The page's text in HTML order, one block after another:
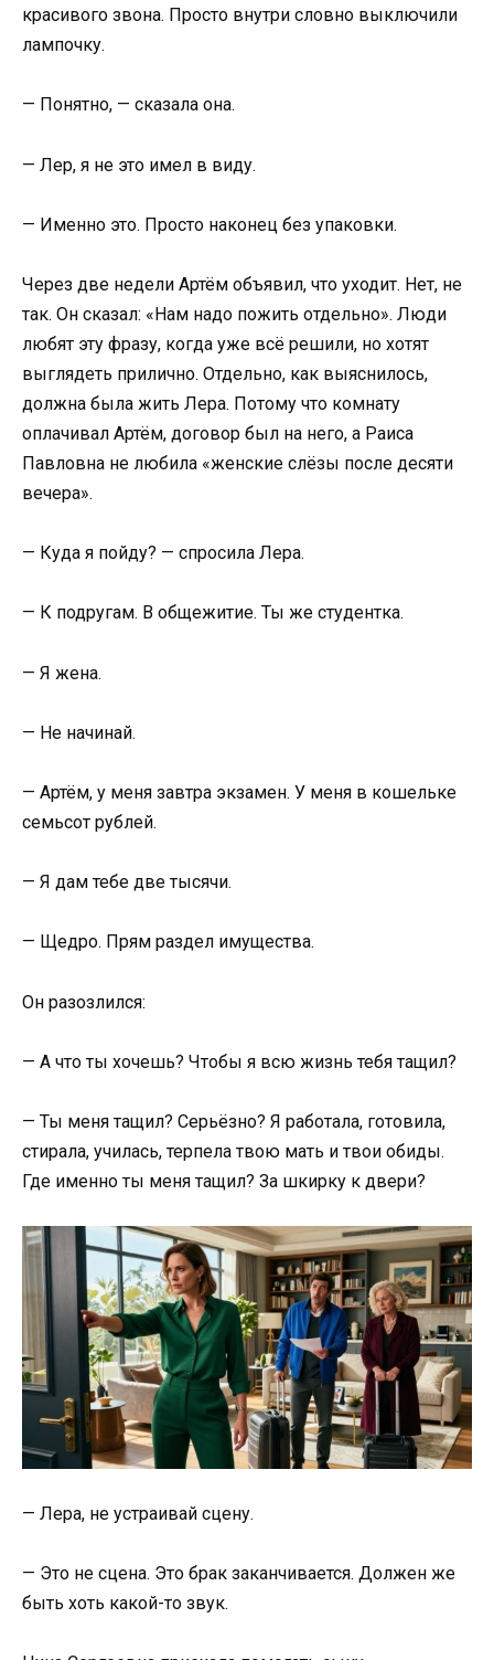
красивого звона. Просто внутри словно выключили
лампочку.
— Понятно, — сказала она.
— Лер, я не это имел в виду.
— Именно это. Просто наконец без упаковки.
Через две недели Артём объявил, что уходит. Нет, не
так. Он сказал: «Нам надо пожить отдельно». Люди
любят эту фразу, когда уже всё решили, но хотят
выглядеть прилично. Отдельно, как выяснилось,
должна была жить Лера. Потому что комнату
оплачивал Артём, договор был на него, а Раиса
Павловна не любила «женские слёзы после десяти
вечера».
— Куда я пойду? — спросила Лера.
— К подругам. В общежитие. Ты же студентка.
— Я жена.
— Не начинай.
— Артём, у меня завтра экзамен. У меня в кошельке
семьсот рублей.
— Я дам тебе две тысячи.
— Щедро. Прям раздел имущества.
Он разозлился:
— А что ты хочешь? Чтобы я всю жизнь тебя тащил?
— Ты меня тащил? Серьёзно? Я работала, готовила,
стирала, училась, терпела твою мать и твои обиды.
Где именно ты меня тащил? За шкирку к двери?
— Лера, не устраивай сцену.
— Это не сцена. Это брак заканчивается. Должен же
быть хоть какой-то звук.